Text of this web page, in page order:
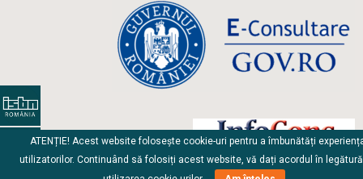
ATENȚIE! Acest website folosește cookie-uri pentru a îmbunătăți
utilizatorilor. Continuând să folosiți acest website, vă dați acordul în